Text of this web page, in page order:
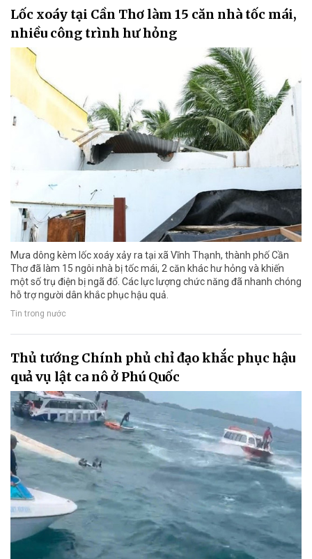
Lốc xoáy tại Cần Thơ làm 15 căn nhà tốc mái,
nhiều công trình hư hỏng
Mưa dông kèm lốc xoáy xảy ra tại xã Vĩnh Thạnh, thành phố Cần
Thơ đã làm 15 ngôi nhà bị tốc mái, 2 căn khác hư hỏng và khiến
một số trụ điện bị ngã đổ. Các lực lượng chức năng đã nhanh chóng
hỗ trợ người dân khắc phục hậu quả.
Tin trong nước
Thủ tướng Chính phủ chỉ đạo khắc phục hậu
quả vụ lật ca nô ở Phú Quốc